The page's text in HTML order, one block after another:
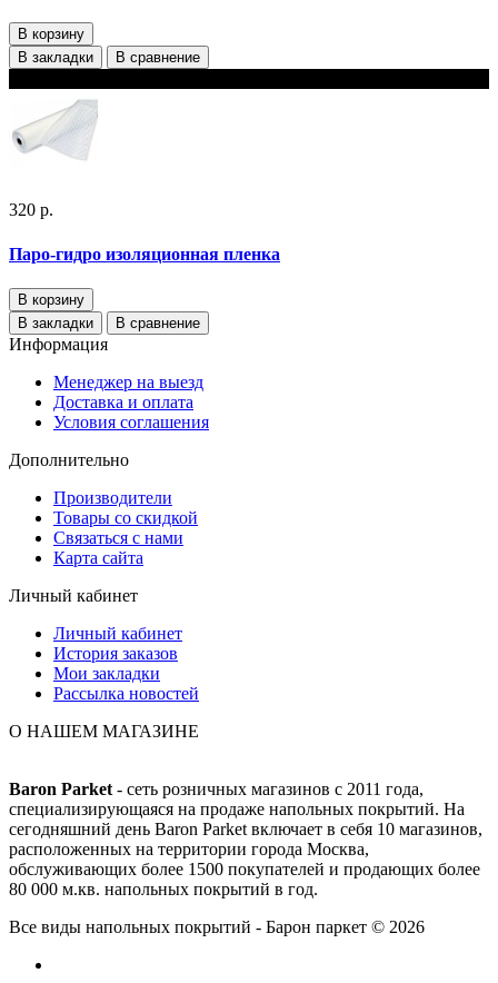
В корзину
В закладки
В сравнение
320 р.
Паро-гидро изоляционная пленка
В корзину
В закладки
В сравнение
Информация
Менеджер на выезд
Доставка и оплата
Условия соглашения
Дополнительно
Производители
Товары со скидкой
Связаться с нами
Карта сайта
Личный кабинет
Личный кабинет
История заказов
Мои закладки
Рассылка новостей
О НАШЕМ МАГАЗИНЕ
Baron Parket - сеть розничных магазинов с 2011 года,
специализирующаяся на продаже напольных покрытий. На
сегодняшний день Baron Parket включает в себя 10 магазинов,
расположенных на территории города Москва,
обслуживающих более 1500 покупателей и продающих более
80 000 м.кв. напольных покрытий в год.
Все виды напольных покрытий - Барон паркет © 2026